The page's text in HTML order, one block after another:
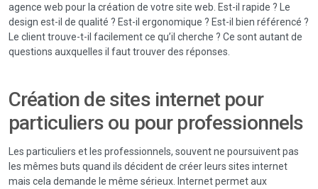
agence web pour la création de votre site web. Est-il rapide ? Le
design est-il de qualité ? Est-il ergonomique ? Est-il bien référencé ?
Le client trouve-t-il facilement ce qu’il cherche ? Ce sont autant de
questions auxquelles il faut trouver des réponses.
Création de sites internet pour
particuliers ou pour professionnels
Les particuliers et les professionnels, souvent ne poursuivent pas
les mêmes buts quand ils décident de créer leurs sites internet
mais cela demande le même sérieux. Internet permet aux